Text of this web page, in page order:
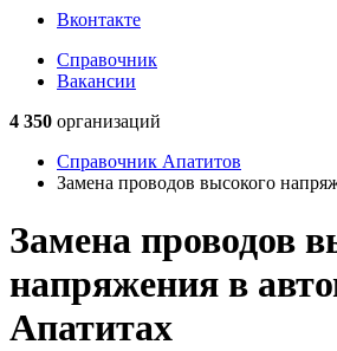
Вконтакте
Справочник
Вакансии
4 350 организаций
Справочник Апатитов
Замена проводов высокого
Замена проводов
напряжения в
Апатитах